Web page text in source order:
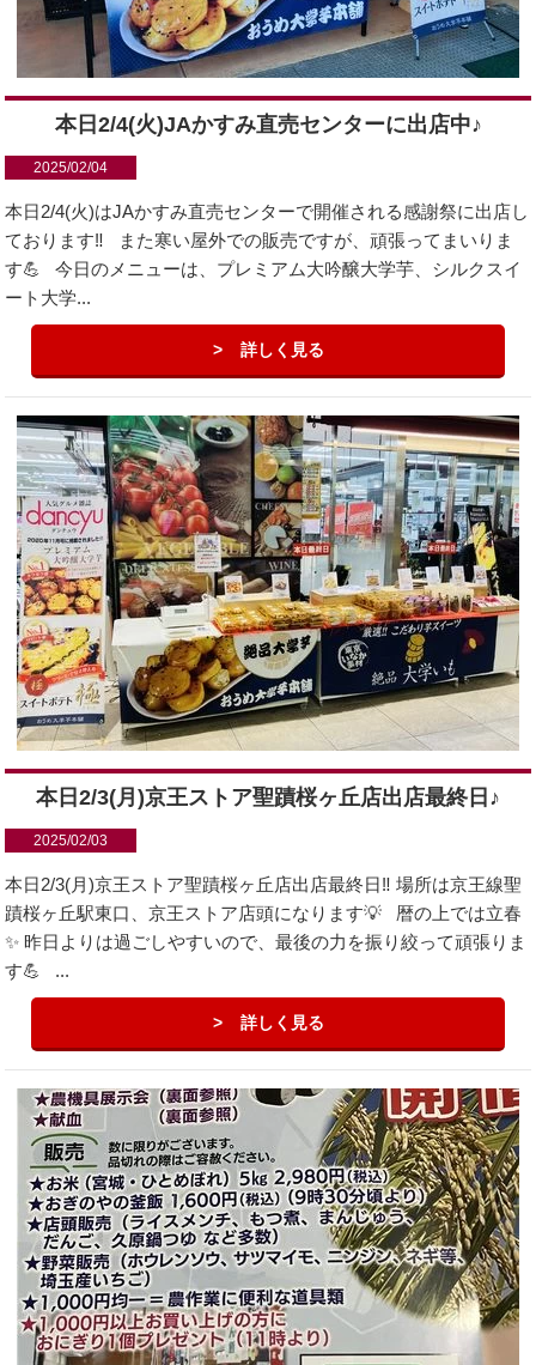
本日2/4(火)JAかすみ直売センターに出店中♪
2025/02/04
本日2/4(火)はJAかすみ直売センターで開催される感謝祭に出店し
ております‼️ また寒い屋外での販売ですが、頑張ってまいりま
す💪 今日のメニューは、プレミアム大吟醸大学芋、シルクスイ
ート大学...
詳しく見る
本日2/3(月)京王ストア聖蹟桜ヶ丘店出店最終日♪
2025/02/03
本日2/3(月)京王ストア聖蹟桜ヶ丘店出店最終日‼️ 場所は京王線聖
蹟桜ヶ丘駅東口、京王ストア店頭になります💡 暦の上では立春
✨ 昨日よりは過ごしやすいので、最後の力を振り絞って頑張りま
す💪 ...
詳しく見る